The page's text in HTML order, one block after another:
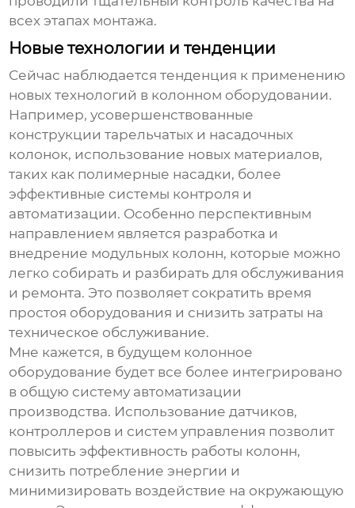
всех этапах монтажа.
Новые технологии и тенденции
Сейчас наблюдается тенденция к применению
новых технологий в колонном оборудовании.
Например, усовершенствованные
конструкции тарельчатых и насадочных
колонок, использование новых материалов,
таких как полимерные насадки, более
эффективные системы контроля и
автоматизации. Особенно перспективным
направлением является разработка и
внедрение модульных колонн, которые можно
легко собирать и разбирать для обслуживания
и ремонта. Это позволяет сократить время
простоя оборудования и снизить затраты на
техническое обслуживание.
Мне кажется, в будущем колонное
оборудование будет все более интегрировано
в общую систему автоматизации
производства. Использование датчиков,
контроллеров и систем управления позволит
повысить эффективность работы колонн,
снизить потребление энергии и
минимизировать воздействие на окружающую